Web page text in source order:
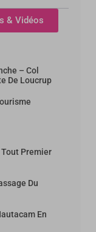
& Vidéos
– Col
De Loucrup
Tout Premier
Du
En